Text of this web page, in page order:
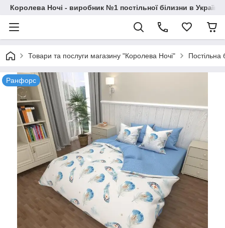
Королева Ночі - виробник №1 постільної білизни в Україні
Товари та послуги магазину "Королева Ночі" Постільна
Ранфорс